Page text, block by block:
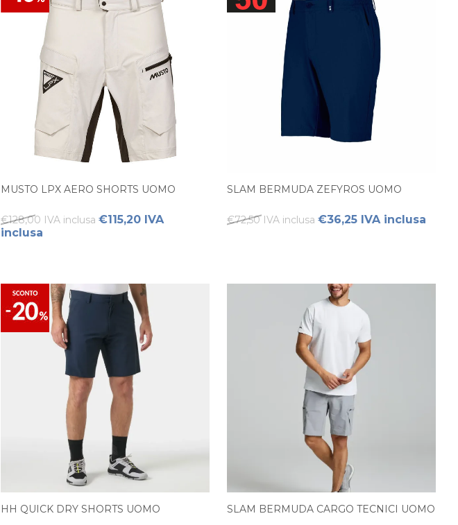
MUSTO LPX AERO SHORTS UOMO
€128,00 IVA inclusa €115,20 IVA
inclusa
SLAM BERMUDA ZEFYROS UOMO
€72,50 IVA inclusa €36,25 IVA inclusa
HH QUICK DRY SHORTS UOMO SLAM BERMUDA CARGO TECNICI UOMO